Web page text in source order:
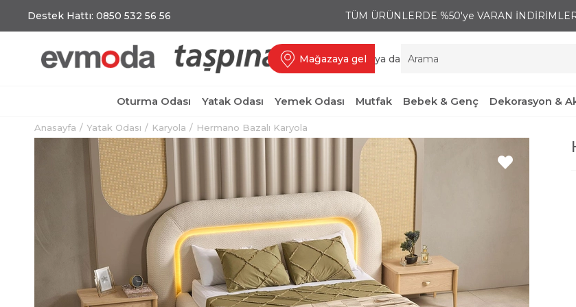
Destek Hattı: 0850 532 56 56 TÜM ÜRÜNLERDE %50'ye VARAN
Mağazaya gel ya da
Oturma Odası Yatak Odası Yemek Odası Mutfak Bebek & Genç Dekorasyon &
Anasayfa Yatak Odası Karyola Hermano Bazalı Karyola